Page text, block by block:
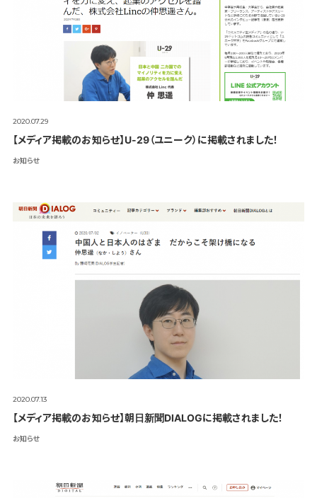
2020.07.29
【メディア掲載のお知らせ】U-29（ユニーク）に掲載されました！
お知らせ
2020.07.13
【メディア掲載のお知らせ】朝日新聞DIALOGに掲載されました！
お知らせ